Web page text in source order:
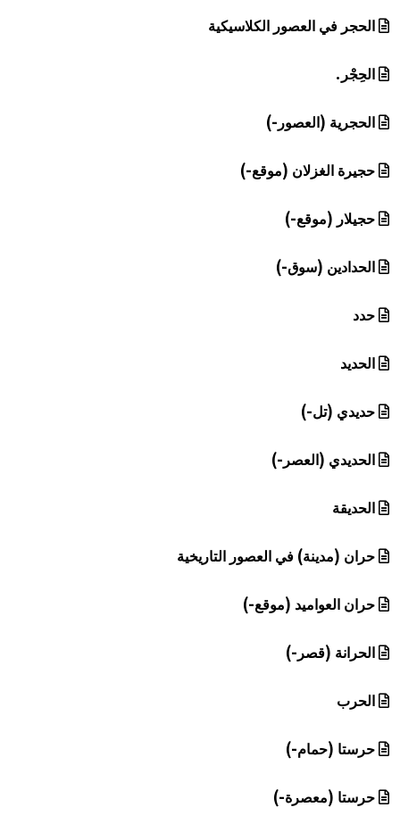
الحجر في العصور الكلاسيكية
الحِجْر.
الحجرية (العصور-)
حجيرة الغزلان (موقع-)
حجيلار (موقع-)
الحدادين (سوق-)
حدد
الحديد
حديدي (تل-)
الحديدي (العصر-)
الحديقة
حران (مدينة) في العصور التاريخية
حران العواميد (موقع-)
الحرانة (قصر-)
الحرب
حرستا (حمام-)
حرستا (معصرة-)